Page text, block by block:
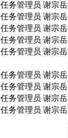
任务管理员 谢宗岳
任务管理员 谢宗岳
任务管理员 谢宗岳
任务管理员 谢宗岳
任务管理员 谢宗岳
任务管理员 谢宗岳
任务管理员 谢宗岳
任务管理员 谢宗岳
任务管理员 谢宗岳